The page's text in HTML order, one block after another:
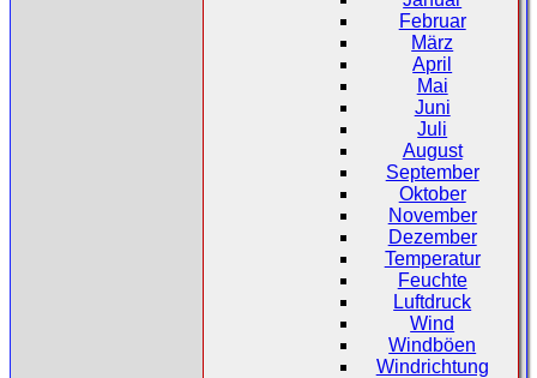
Februar
März
April
Mai
Juni
Juli
August
September
Oktober
November
Dezember
Temperatur
Feuchte
Luftdruck
Wind
Windböen
Windrichtung